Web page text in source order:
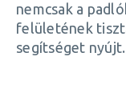
nemcsak a
felületének
segítséget nyújt.